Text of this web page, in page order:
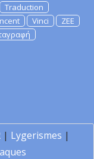
Traduction
Vinci
ZEE
| Lygerismes |